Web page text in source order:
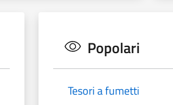
Popolari
Tesori a fumetti